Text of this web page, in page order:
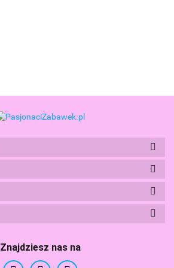
Branded Toys
Znajdziesz nas na